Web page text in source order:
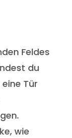
Feldes
du
Tür
wie